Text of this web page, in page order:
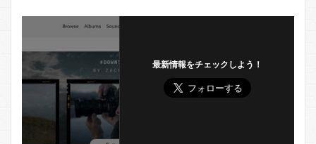
最新情報をチェックしよう！